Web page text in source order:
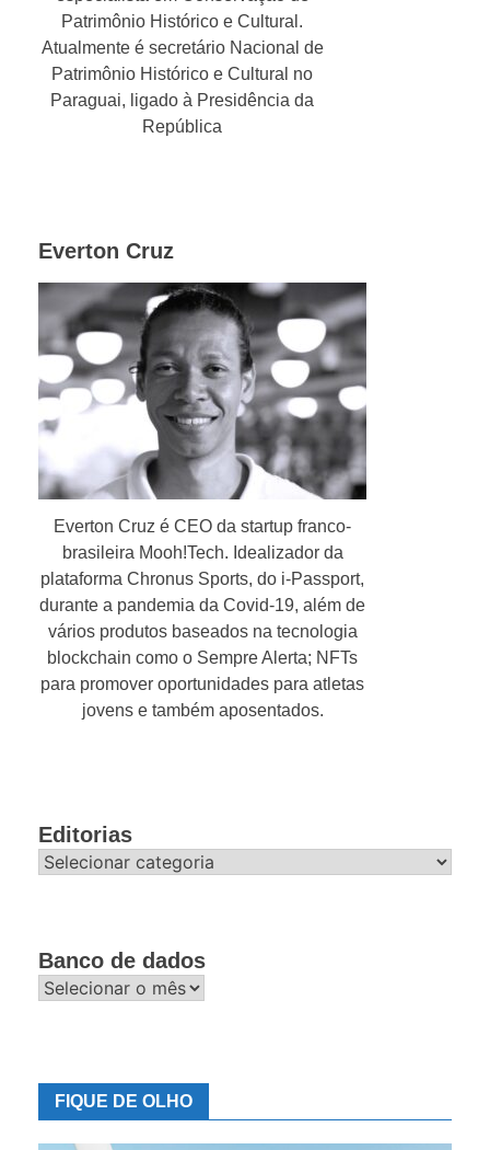
Patrimônio Histórico e Cultural.
Atualmente é secretário Nacional de
Patrimônio Histórico e Cultural no
Paraguai, ligado à Presidência da
República
Everton Cruz
Everton Cruz é CEO da startup franco-
brasileira Mooh!Tech. Idealizador da
plataforma Chronus Sports, do i-Passport,
durante a pandemia da Covid-19, além de
vários produtos baseados na tecnologia
blockchain como o Sempre Alerta; NFTs
para promover oportunidades para atletas
jovens e também aposentados.
Editorias
Editorias
Banco de dados
Banco
FIQUE DE OLHO